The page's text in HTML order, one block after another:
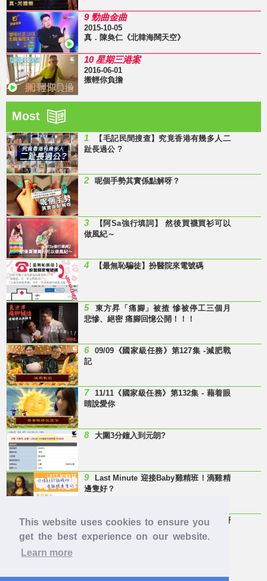
This website uses cookies to ensure you
get the best experience on our website.
Learn more
9 勁曲金曲
2015-10-05
真．陳奐仁《北韓海闊天空》
10 星期三港案
2016-06-01
搬輕你負擔
Most
1
【毛記民間搜查】究竟香港有幾多人二
趾長過公 ?
2 呢個手勢其實係點解呀？
3
【阿Sa強行填詞】 然後買襪買衫可以
做風紀～
4 【最無恥騙徒】扮醫院來電號碼
5
東方昇「痛腳」被揸 慘被停工三個月
悲慘、絕密 痛腳回憶公開！！！
6
09/09《國家級任務》第127集 -減肥戰
記
7
11/11《國家級任務》第132集 - 藉着眼
睛說愛你
8 大圍3分鐘入到元朗?
9
Last Minute 迎接Baby雞精班！滴雞精
邊隻好？
10
【童年回憶】 有冇人記得呢兩隻嘢